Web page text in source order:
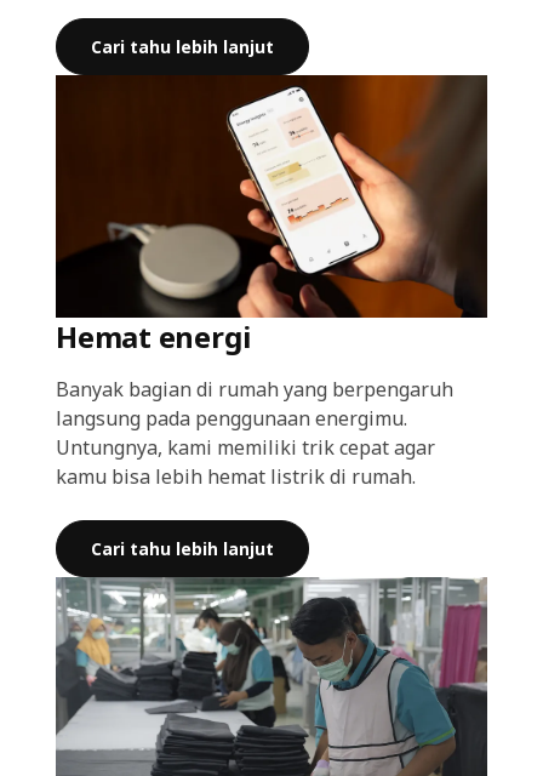
Cari tahu lebih lanjut
Hemat energi
Banyak bagian di rumah yang berpengaruh
langsung pada penggunaan energimu.
Untungnya, kami memiliki trik cepat agar
kamu bisa lebih hemat listrik di rumah.
Cari tahu lebih lanjut